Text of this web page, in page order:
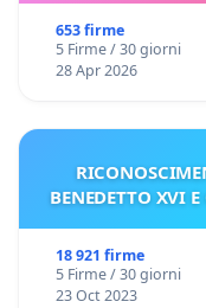
653 firme
5 Firme / 30 giorni
28 Apr 2026
BENEDETTO XVI
18 921 firme
5 Firme / 30 giorni
23 Oct 2023